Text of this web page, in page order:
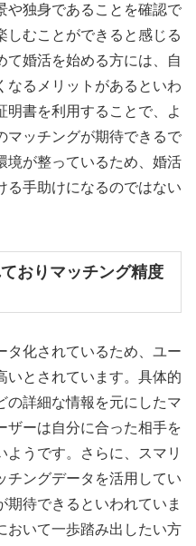
や独身であることを確認で
しむことができると感じる
て婚活を始める方には、自
なるメリットがあるといわ
明書を利用することで、よ
マッチングが期待できるで
境が整っているため、婚活
る手助けになるのではない
おりマッチング精度
タ化されているため、ユー
いとされています。具体的
の詳細な情報を元にしたマ
ザーは自分に合った相手を
ようです。さらに、スマリ
チングデータを活用してい
期待できるといわれていま
おいて一歩踏み出したい方